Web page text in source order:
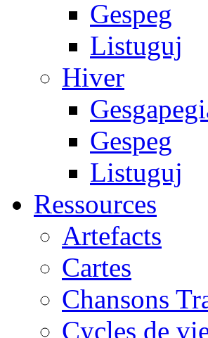
Gespeg
Listuguj
Hiver
Gespeg
Listuguj
Ressources
Artefacts
Cartes
Chansons
Cycles de